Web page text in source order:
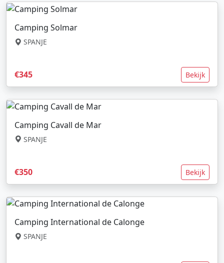
Camping Solmar
SPANJE
€345 Bekijk
Camping Cavall de Mar
SPANJE
€350 Bekijk
Camping International de Calonge
SPANJE